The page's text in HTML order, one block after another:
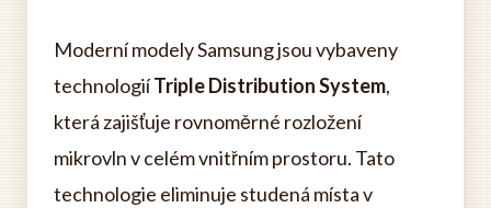
Moderní modely Samsung jsou vybaveny
technologiíTriple Distribution System,
která zajišťuje rovnoměrné rozložení
mikrovln v celém vnitřním prostoru. Tato
technologie eliminuje studená místa v